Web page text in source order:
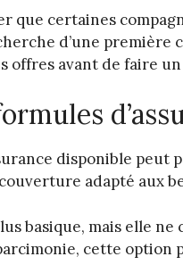
que certaines
d’une première
offres avant de faire
disponible peut
adapté aux
basique, mais elle
cette option